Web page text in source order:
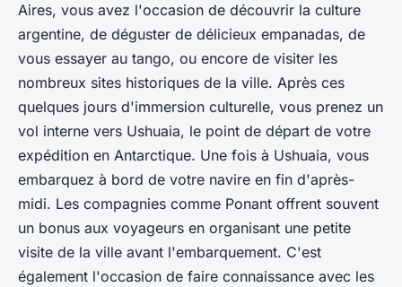
Aires, vous avez l'occasion de découvrir la culture
argentine, de déguster de délicieux empanadas, de
vous essayer au tango, ou encore de visiter les
nombreux sites historiques de la ville. Après ces
quelques jours d'immersion culturelle, vous prenez un
vol interne vers Ushuaia, le point de départ de votre
expédition en Antarctique. Une fois à Ushuaia, vous
embarquez à bord de votre navire en fin d'après-
midi. Les compagnies comme Ponant offrent souvent
un bonus aux voyageurs en organisant une petite
visite de la ville avant l'embarquement. C'est
également l'occasion de faire connaissance avec les